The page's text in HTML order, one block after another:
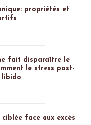
propriétés et
fait disparaître le
le stress post-
libido
face aux excès